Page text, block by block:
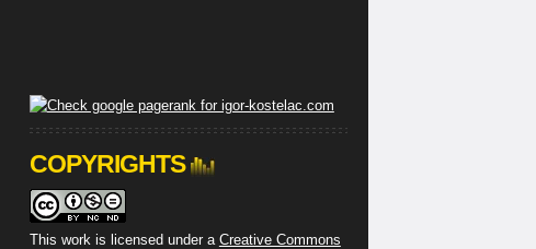
COPYRIGHTS
This work is licensed under a Creative Commons